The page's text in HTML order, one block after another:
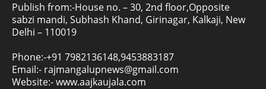
Publish from:-House no. – 30, 2nd floor,Opposite
sabzi mandi, Subhash Khand, Girinagar, Kalkaji, New
Delhi – 110019
Phone:-+91 7982136148,9453883187
Email:- rajmangalupnews@gmail.com
Website:-www.aajkaujala.com